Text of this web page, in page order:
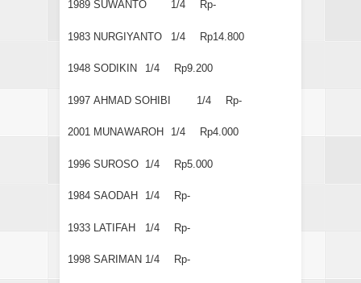
1989 SUWANTO 1/4 Rp-
1983 NURGIYANTO 1/4 Rp14.800
1948 SODIKIN 1/4 Rp9.200
1997 AHMAD SOHIBI 1/4 Rp-
2001 MUNAWAROH 1/4 Rp4.000
1996 SUROSO 1/4 Rp5.000
1984 SAODAH 1/4 Rp-
1933 LATIFAH 1/4 Rp-
1998 SARIMAN 1/4 Rp-